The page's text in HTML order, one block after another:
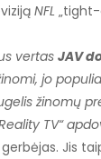
NFL
vertas JAV
jo
žinomų
TV“
Jis